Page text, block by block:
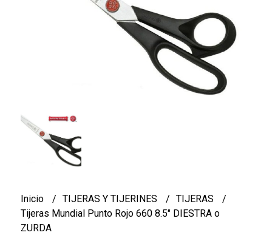
Inicio TIJERAS Y TIJERINES
TIJERAS
Tijeras Mundial Punto Rojo 660 8.5" DIESTRA o
ZURDA